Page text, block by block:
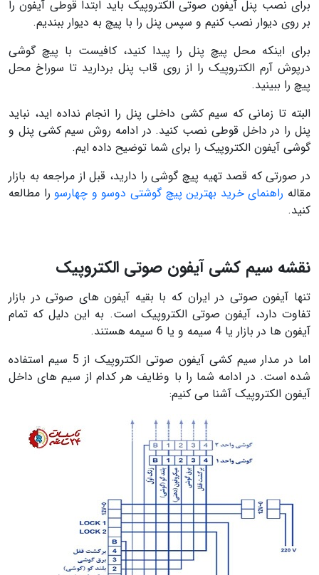
برای نصب پنل آیفون صوتی الکتروپیک باید ابتدا قوطی آیفون را
بر روی دیوار نصب کنیم و سپس پنل را با پیچ به دیوار ببندیم.
برای اینکه محل پیچ پنل را پیدا کنید، کافیست با پیچ گوشی
درپوش آرم الکتروپیک را از روی قاب پنل بردارید تا سوراخ محل
پیچ را ببینید.
البته تا زمانی که سیم کشی داخلی پنل را انجام نداده اید، نباید
پنل را در داخل قوطی نصب کنید. در ادامه روش سیم کشی پنل و
گوشی آیفون الکتروپیک را برای شما توضیح داده ایم.
در صورتی که قصد تهیه پیچ گوشی را دارید، قبل از مراجعه به بازار
مقاله راهنمای خرید بهترین پیچ گوشتی دوسو و چهارسو را مطالعه
کنید.
نقشه سیم کشی آیفون صوتی الکتروپیک
تنها آیفون صوتی در ایران که با بقیه آیفون های صوتی در بازار
تفاوت دارد، آیفون صوتی الکتروپیک است. به این دلیل که تمام
آیفون ها در بازار یا 4 سیمه و یا 6 سیمه هستند.
اما در مدار سیم کشی آیفون صوتی الکتروپیک از 5 سیم استفاده
شده است. در ادامه شما را با وظایف هر کدام از سیم های داخل
آیفون الکتروپیک آشنا می کنیم: